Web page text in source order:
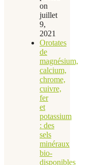
on
juillet
9,
2021
Orotates
de
magnésium,
calcium,
chrome,
cuivre,
fer
et
potassium
: des
sels
minéraux
bio-
disponibles